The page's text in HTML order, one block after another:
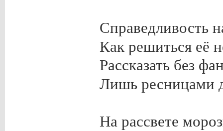
Справедливость
Как решиться её
Рассказать без
Лишь ресницами
На рассвете